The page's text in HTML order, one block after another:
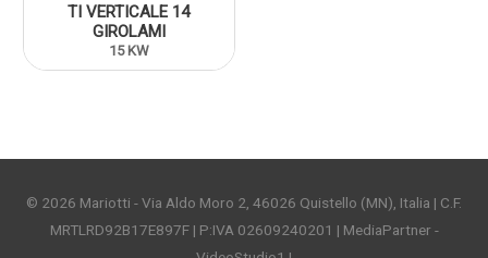
TI VERTICALE 14
GIROLAMI
15 KW
© 2026 Mariotti - Via Aldo Moro 2, 46026 Quistello (MN), Italia | C.F.
MRTLRD92B17E897F | P:IVA 02609240201 | MediaPartner -